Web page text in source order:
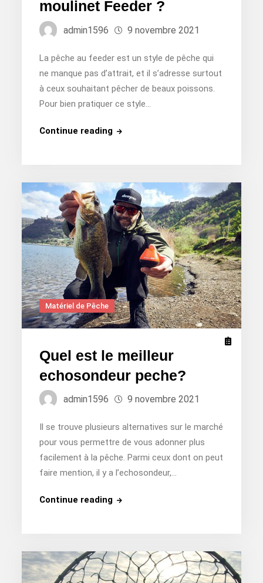
moulinet Feeder ?
admin1596 9 novembre 2021
La pêche au feeder est un style de pêche qui
ne manque pas d’attrait, et il s’adresse surtout
à ceux souhaitant pêcher de beaux poissons.
Pour bien pratiquer ce style…
Continue readingQuel
moulinet
Feeder
?
Matériel de Pêche
Quel est le meilleur
echosondeur peche?
admin1596 9 novembre 2021
Il se trouve plusieurs alternatives sur le marché
pour vous permettre de vous adonner plus
facilement à la pêche. Parmi ceux dont on peut
faire mention, il y a l’echosondeur,…
Continue readingQuel
echosondeur
peche?